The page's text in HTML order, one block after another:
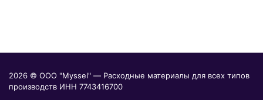
2026 © ООО "Myssel" — Расходные материалы для всех типов
производств ИНН 7743416700